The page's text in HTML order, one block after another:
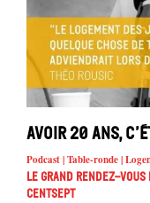
Avoir 20 ans,
Podcast | Table-ronde |
Le Grand Rendez-
Centsept